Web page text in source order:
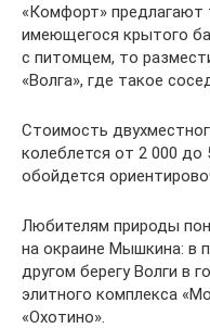
«Комфорт» предлагают
имеющегося крытого
с питомцем, то
«Волга», где такое
Стоимость
колеблется от 2 000 до
обойдется
Любителям природы
на окраине Мышкина: в
другом берегу Волги в
элитного комплекса
«Охотино».